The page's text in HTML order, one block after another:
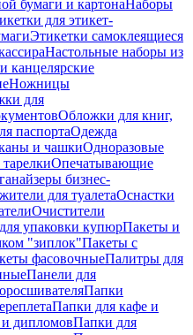
бумаги и картонаНаборы
для этикет-
Этикетки самоклеящиеся
Настольные наборы из
канцелярские
Ножницы
для
Обложки для книг,
паспортаОдежда
и чашкиОдноразовые
Опечатывающие
бизнес-
для туалетаОснастки
Очистители
упаковки купюрПакеты и
"зиплок"Пакеты с
фасовочныеПалитры для
Панели для
Папки
Папки для кафе и
дипломовПапки для